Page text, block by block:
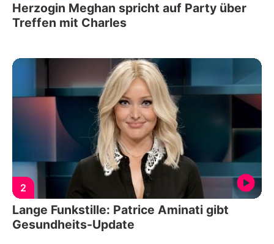
Herzogin Meghan spricht auf Party über
Treffen mit Charles
2
Lange Funkstille: Patrice Aminati gibt
Gesundheits-Update